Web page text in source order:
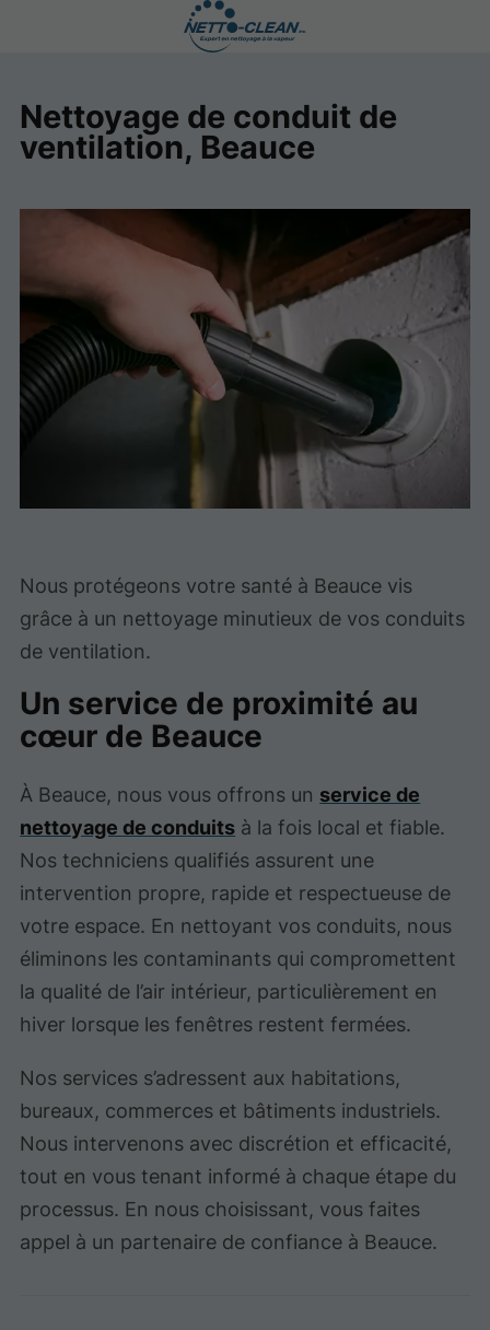
Nettoyage de conduit de
ventilation, Beauce
Nous protégeons votre santé à Beauce vis
grâce à un nettoyage minutieux de vos conduits
de ventilation.
Un service de proximité au
cœur de Beauce
À Beauce, nous vous offrons un service de
nettoyage de conduits à la fois local et fiable.
Nos techniciens qualifiés assurent une
intervention propre, rapide et respectueuse de
votre espace. En nettoyant vos conduits, nous
éliminons les contaminants qui compromettent
la qualité de l’air intérieur, particulièrement en
hiver lorsque les fenêtres restent fermées.
Nos services s’adressent aux habitations,
bureaux, commerces et bâtiments industriels.
Nous intervenons avec discrétion et efficacité,
tout en vous tenant informé à chaque étape du
processus. En nous choisissant, vous faites
appel à un partenaire de confiance à Beauce.